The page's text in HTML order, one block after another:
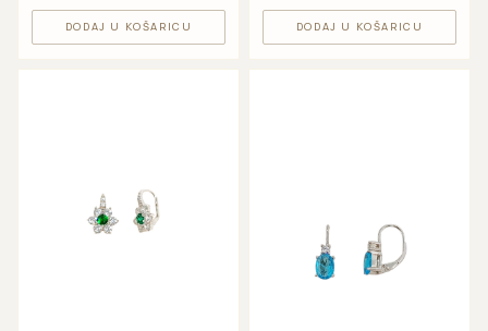
DODAJ U KOŠARICU DODAJ U KOŠARICU